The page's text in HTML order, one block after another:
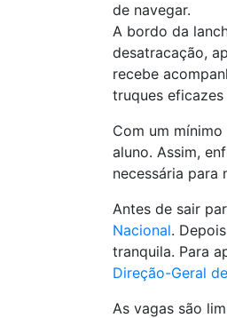
de navegar.
A bordo da
desatracação,
recebe
truques
Com um
aluno. Assim,
necessária para
Antes de sair
Nacional.
tranquila. Para
Direção-Geral
As vagas são